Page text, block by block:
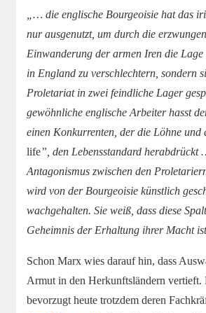
„… die englische Bourgeoisie hat das
nur ausgenutzt, um durch die
Einwanderung der armen Iren die
in England zu verschlechtern, sondern
Proletariat in zwei feindliche Lager
gewöhnliche englische Arbeiter hasst
einen Konkurrenten, der die Löhne und
life”, den Lebensstandard herabdrückt
Antagonismus zwischen den
wird von der Bourgeoisie künstlich
wachgehalten. Sie weiß, dass diese
Geheimnis der Erhaltung ihrer Macht
Schon Marx wies darauf hin, dass
Armut in den Herkunftsländern vertieft.
bevorzugt heute trotzdem deren